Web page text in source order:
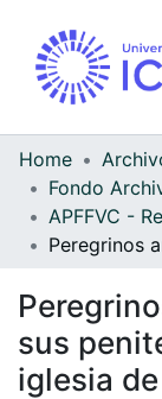
Home
sus
iglesia